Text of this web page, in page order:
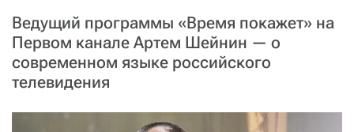
Ведущий программы «Время покажет» на
Первом канале Артем Шейнин — о
современном языке российского
телевидения